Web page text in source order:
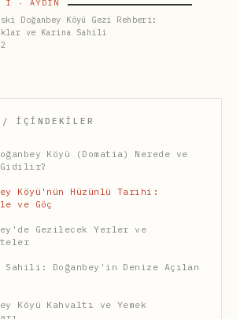
I · AYDIN
Doğanbey Köyü Gezi Rehberi:
ve Karina Sahili
/ İÇINDEKILER
Köyü (Domatia) Nerede ve
Gidilir?
Köyü'nün Hüzünlü Tarihi:
ve Göç
Gezilecek Yerler ve
Sahili: Doğanbey'in Denize Açılan
Köyü Kahvaltı ve Yemek